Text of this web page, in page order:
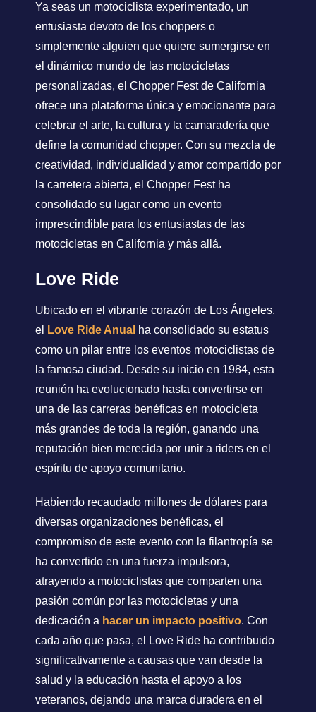
Ya seas un motociclista experimentado, un
entusiasta devoto de los choppers o
simplemente alguien que quiere sumergirse en
el dinámico mundo de las motocicletas
personalizadas, el Chopper Fest de California
ofrece una plataforma única y emocionante para
celebrar el arte, la cultura y la camaradería que
define la comunidad chopper. Con su mezcla de
creatividad, individualidad y amor compartido por
la carretera abierta, el Chopper Fest ha
consolidado su lugar como un evento
imprescindible para los entusiastas de las
motocicletas en California y más allá.
Love Ride
Ubicado en el vibrante corazón de Los Ángeles,
el
Love Ride Anual ha consolidado su estatus
como un pilar entre los eventos motociclistas de
la famosa ciudad. Desde su inicio en 1984, esta
reunión ha evolucionado hasta convertirse en
una de las carreras benéficas en motocicleta
más grandes de toda la región, ganando una
reputación bien merecida por unir a riders en el
espíritu de apoyo comunitario.
Habiendo recaudado millones de dólares para
diversas organizaciones benéficas, el
compromiso de este evento con la filantropía se
ha convertido en una fuerza impulsora,
atrayendo a motociclistas que comparten una
pasión común por las motocicletas y una
dedicación a hacer un impacto positivo. Con
cada año que pasa, el Love Ride ha contribuido
significativamente a causas que van desde la
salud y la educación hasta el apoyo a los
veteranos, dejando una marca duradera en el